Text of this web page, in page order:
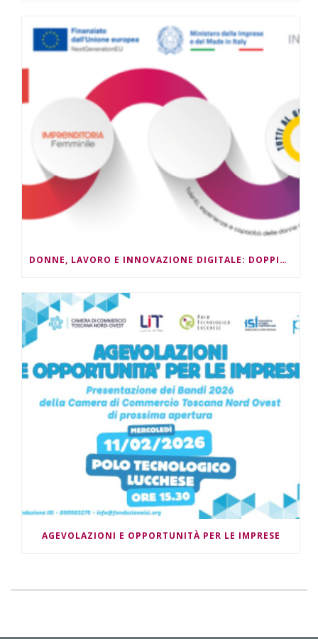
DONNE, LAVORO E INNOVAZIONE DIGITALE: DOPPIO APPUNTAMENTO
AGEVOLAZIONI E OPPORTUNITÀ PER LE IMPRESE